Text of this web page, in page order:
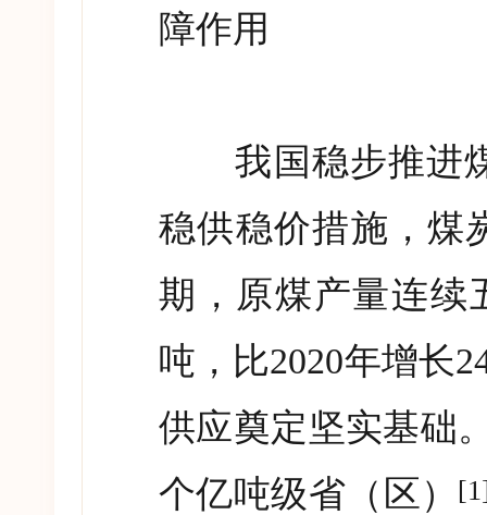
障作用
我国稳步推进煤
稳供稳价措施，煤
期，原煤产量连续
吨，比2020年增长
供应奠定坚实基础
个亿吨级省（区）